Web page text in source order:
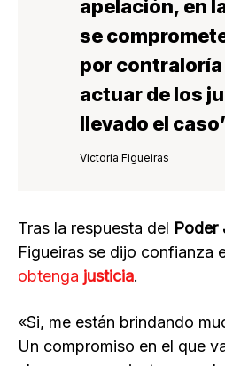
apelación, en
se
por
actuar de los
llevado el
Victoria Figueiras
Tras la respuesta del Poder
Figueiras se dijo confianza
obtenga justicia.
«Si, me están brindando
Un compromiso en el que